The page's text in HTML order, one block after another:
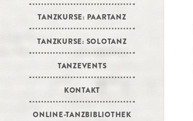
TANZKURSE: PAARTANZ
TANZKURSE: SOLOTANZ
TANZEVENTS
KONTAKT
ONLINE-TANZBIBLIOTHEK